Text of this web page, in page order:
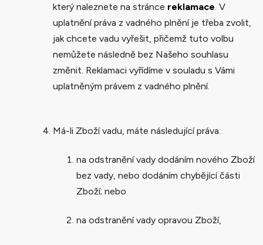
který naleznete na stránce reklamace . V
uplatnění práva z vadného plnění je třeba zvolit,
jak chcete vadu vyřešit, přičemž tuto volbu
nemůžete následně bez Našeho souhlasu
změnit. Reklamaci vyřídíme v souladu s Vámi
uplatněným právem z vadného plnění.
Má-li Zboží vadu, máte následující práva:
na odstranění vady dodáním nového Zboží
bez vady, nebo dodáním chybějící části
Zboží; nebo
na odstranění vady opravou Zboží,